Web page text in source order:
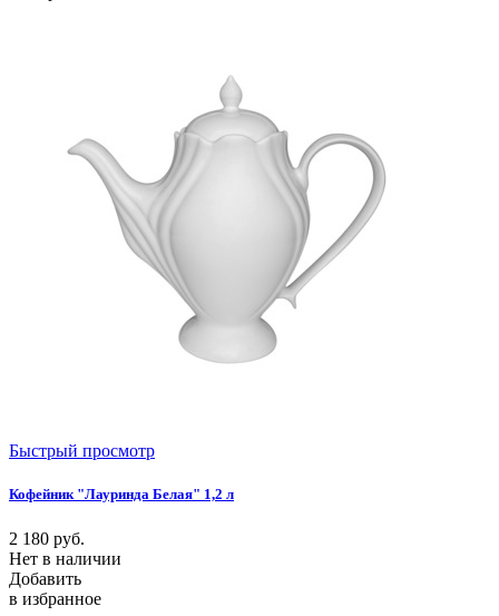
Быстрый просмотр
Кофейник "Лауринда Белая" 1,2 л
2 180 руб.
Нет в наличии
Добавить
в избранное